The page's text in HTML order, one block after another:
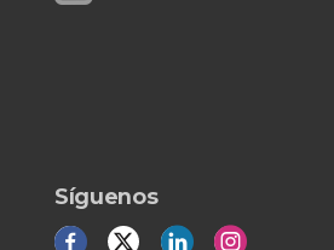
Síguenos